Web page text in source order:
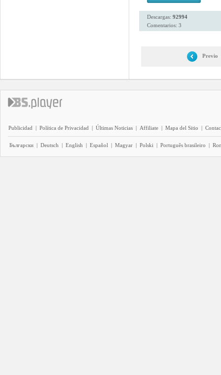
Descargas: 92994
Comentarios: 3
Previo
Publicidad | Política de Privacidad | Últimas Noticias | Affiliate | Mapa del Sitio |
Български | Deutsch | English | Español | Magyar | Polski | Português brasileiro |